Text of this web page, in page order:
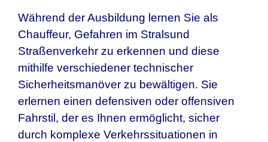
Während der Ausbildung lernen Sie als
Chauffeur, Gefahren im Stralsund
Straßenverkehr zu erkennen und diese
mithilfe verschiedener technischer
Sicherheitsmanöver zu bewältigen. Sie
erlernen einen defensiven oder offensiven
Fahrstil, der es Ihnen ermöglicht, sicher
durch komplexe Verkehrssituationen in